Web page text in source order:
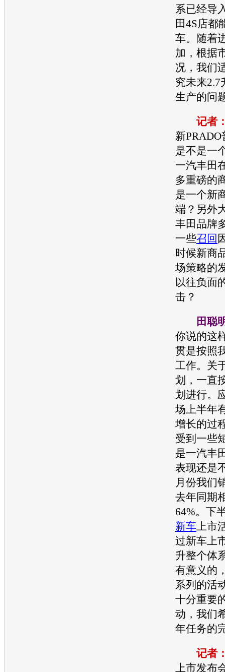
系已经导
田4S店都
车。随着
加，根据
况，我们
究未来2.7
生产的问
记者
新PRADO
是不是一
一汽丰田
多重磅的
是一个新
端？另外
丰田 品牌
一些召回
时候新商
场策略的
以往负面
击？
田聪
你说的这
贯是按照
工作。关
划，一直
划进行。
场上半年
增长的过
受到一些
是一汽丰
表现还是
月份我们
去年同期
64%。下
新车上市
过新车上
升整个体
有意义的
系列的活
十分重要
动，我们
年任务的
记者
上市发布